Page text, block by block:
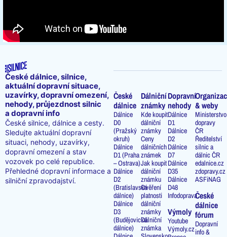
České dálnice, silnice,
aktuální dopravní situace,
uzavírky, dopravní omezení,
nehody, průjezdnost silnic
a dopravní info
České silnice, dálnice a cesty.
Sledujte aktuální dopravní
situaci, nehody, uzavírky,
dopravní omezení a stav
vozovek po celé republice.
Přehledné dopravní informace a
silniční zpravodajství.
České
dálnice
Dálnice
D0
(Pražský
okruh)
Dálnice
D1 (Praha
– Ostrava)
Dálnice
D2
(Bratislavská
dálnice)
Dálnice
D3
(Budějovická
dálnice)
Dálniční
známky
Kde koupit
dálniční
známky
Ceny
dálničních
známek
Jak koupit
dálniční
známku
Ověření
platnosti
dálniční
známky
Dálniční
známka
Dopravní
nehody
Dálnice
D1
Dálnice
D2
Dálnice
D7
Dálnice
D35
Dálnice
D48
Infodoprava
Výmoly
Youtube
Výmoly.cz
& weby
Ministerstvo
dopravy
ČR
Ředitelství
silnic a
dálnic ČR
edalnice.cz
zdopravy.cz
ASFiNAG
České
dálnice
fórum
Dopravní
info &